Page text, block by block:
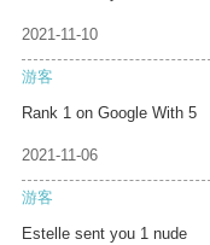
2021-11-10
游客
Rank 1 on Google With 5
2021-11-06
游客
Estelle sent you 1 nude